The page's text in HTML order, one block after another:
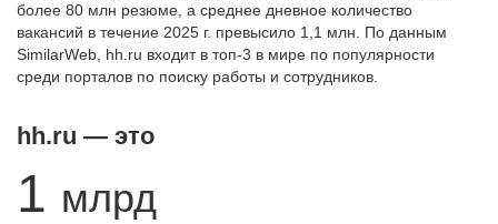
более 80 млн резюме, а среднее дневное количество
вакансий в течение 2025 г. превысило 1,1 млн. По данным
SimilarWeb, hh.ru входит в топ-3 в мире по популярности
среди порталов по поиску работы и сотрудников.
hh.ru — это
1 млрд